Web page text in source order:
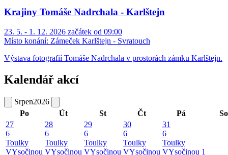
Krajiny Tomáše Nadrchala - Karlštejn
23. 5. - 1. 12. 2026 začátek od 09:00
Místo konání: Zámeček Karlštejn - Svratouch
Výstava fotografií Tomáše Nadrchala v prostorách zámku Karlštejn.
Kalendář akcí
Srpen2026
Po
Út St Čt Pá
So
27
6
Toulky
VYsočinou
28
6
Toulky
VYsočinou
29
6
Toulky
VYsočinou
30
6
Toulky
VYsočinou
31
6
Toulky
VYsočinou 1